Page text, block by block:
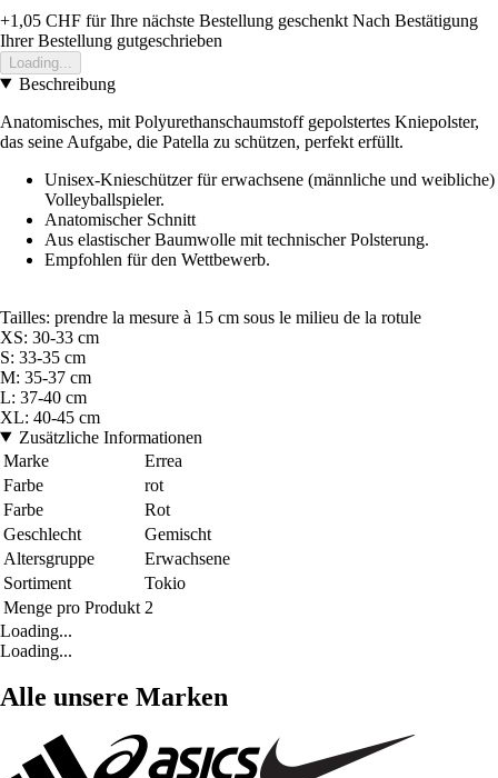
+1,05 CHF für Ihre nächste Bestellung geschenkt Nach Bestätigung
Ihrer Bestellung gutgeschrieben
Loading...
Beschreibung
Anatomisches, mit Polyurethanschaumstoff gepolstertes Kniepolster,
das seine Aufgabe, die Patella zu schützen, perfekt erfüllt.
Unisex-Knieschützer für erwachsene (männliche und weibliche)
Volleyballspieler.
Anatomischer Schnitt
Aus elastischer Baumwolle mit technischer Polsterung.
Empfohlen für den Wettbewerb.
Tailles: prendre la mesure à 15 cm sous le milieu de la rotule
XS: 30-33 cm
S: 33-35 cm
M: 35-37 cm
L: 37-40 cm
XL: 40-45 cm
Zusätzliche Informationen
Marke
Errea
Farbe
rot
Farbe
Rot
Geschlecht
Gemischt
Altersgruppe
Erwachsene
Sortiment
Tokio
Menge pro Produkt 2
Loading...
Loading...
Alle unsere Marken